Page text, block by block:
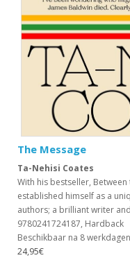
The Message
Ta-Nehisi Coates
With his bestseller,
established himself as a
authors; a brilliant writer
9780241724187, Hardback
Beschikbaar na 8
24,95€